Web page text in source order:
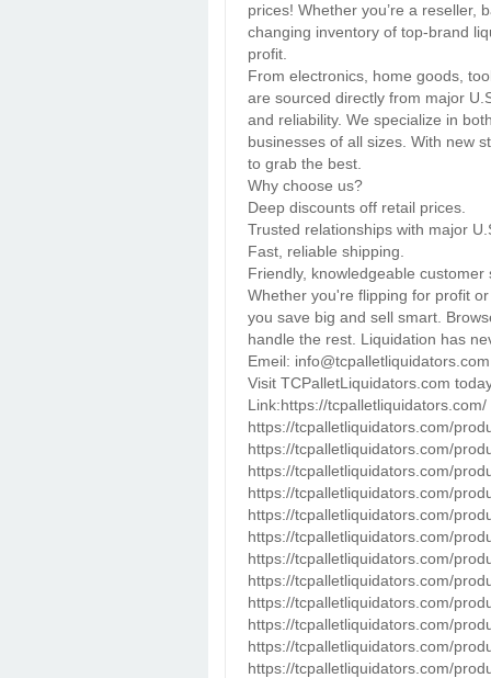
prices! Whether you’re a reseller,
changing inventory of top-brand
profit.
From electronics, home goods,
are sourced directly from major
and reliability. We specialize in
businesses of all sizes. With new
to grab the best.
Why choose us?
Deep discounts off retail prices.
Trusted relationships with major
Fast, reliable shipping.
Friendly, knowledgeable customer
Whether you're flipping for profit
you save big and sell smart.
handle the rest. Liquidation has
Emeil: info@tcpalletliquidators.com
Visit TCPalletLiquidators.com
Link:https://tcpalletliquidators.com/
https://tcpalletliquidators.com/
https://tcpalletliquidators.com/
https://tcpalletliquidators.com/
https://tcpalletliquidators.com/
https://tcpalletliquidators.com/
https://tcpalletliquidators.com/
https://tcpalletliquidators.com/
https://tcpalletliquidators.com/
https://tcpalletliquidators.com/
https://tcpalletliquidators.com/
https://tcpalletliquidators.com/
https://tcpalletliquidators.com/